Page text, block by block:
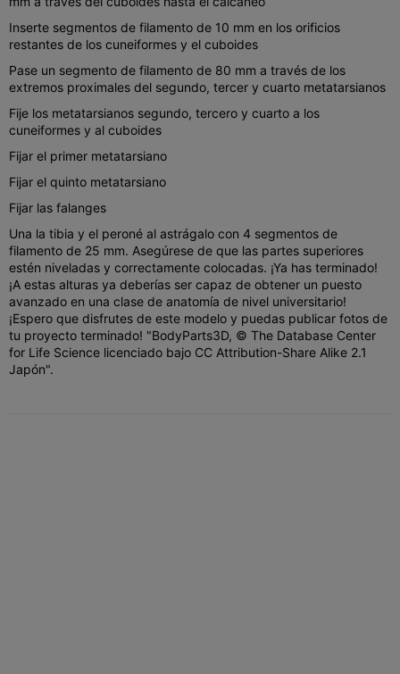
Inserte segmentos de filamento de 10 mm en los orificios
restantes de los cuneiformes y el cuboides
Pase un segmento de filamento de 80 mm a través de los
extremos proximales del segundo, tercer y cuarto metatarsianos
Fije los metatarsianos segundo, tercero y cuarto a los
cuneiformes y al cuboides
Fijar el primer metatarsiano
Fijar el quinto metatarsiano
Fijar las falanges
Una la tibia y el peroné al astrágalo con 4 segmentos de
filamento de 25 mm. Asegúrese de que las partes superiores
estén niveladas y correctamente colocadas. ¡Ya has terminado!
¡A estas alturas ya deberías ser capaz de obtener un puesto
avanzado en una clase de anatomía de nivel universitario!
¡Espero que disfrutes de este modelo y puedas publicar fotos de
tu proyecto terminado! "BodyParts3D, © The Database Center
for Life Science licenciado bajo CC Attribution-Share Alike 2.1
Japón".